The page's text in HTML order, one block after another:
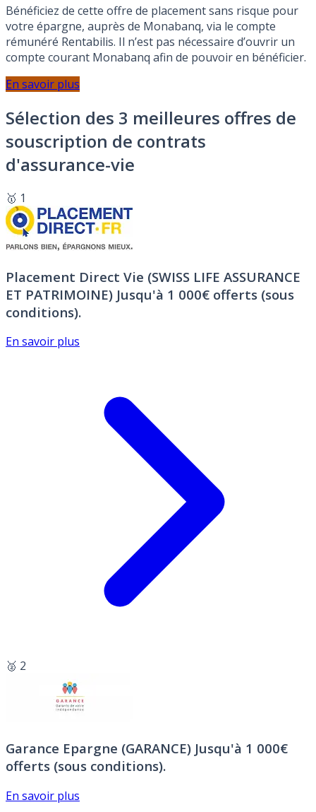
Bénéficiez de cette offre de placement sans risque pour
votre épargne, auprès de Monabanq, via le compte
rémunéré Rentabilis. Il n’est pas nécessaire d’ouvrir un
compte courant Monabanq afin de pouvoir en bénéficier.
En savoir plus
Sélection des 3 meilleures offres de
souscription de contrats
d'assurance-vie
🥇 1
Placement Direct Vie (SWISS LIFE ASSURANCE
ET PATRIMOINE) Jusqu'à 1 000€ offerts (sous
conditions).
En savoir plus
🥈 2
Garance Epargne (GARANCE) Jusqu'à 1 000€
offerts (sous conditions).
En savoir plus